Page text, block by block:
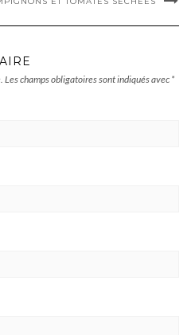
Les champs obligatoires sont indiqués avec *